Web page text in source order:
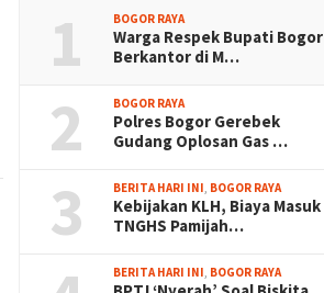
1 BOGOR RAYA
Warga Respek Bupati Bogor
Berkantor di M…
2 BOGOR RAYA
Polres Bogor Gerebek
Gudang Oplosan Gas …
3 BERITA HARI INI, BOGOR RAYA
Kebijakan KLH, Biaya Masuk
TNGHS Pamijah…
BERITA HARI INI, BOGOR RAYA